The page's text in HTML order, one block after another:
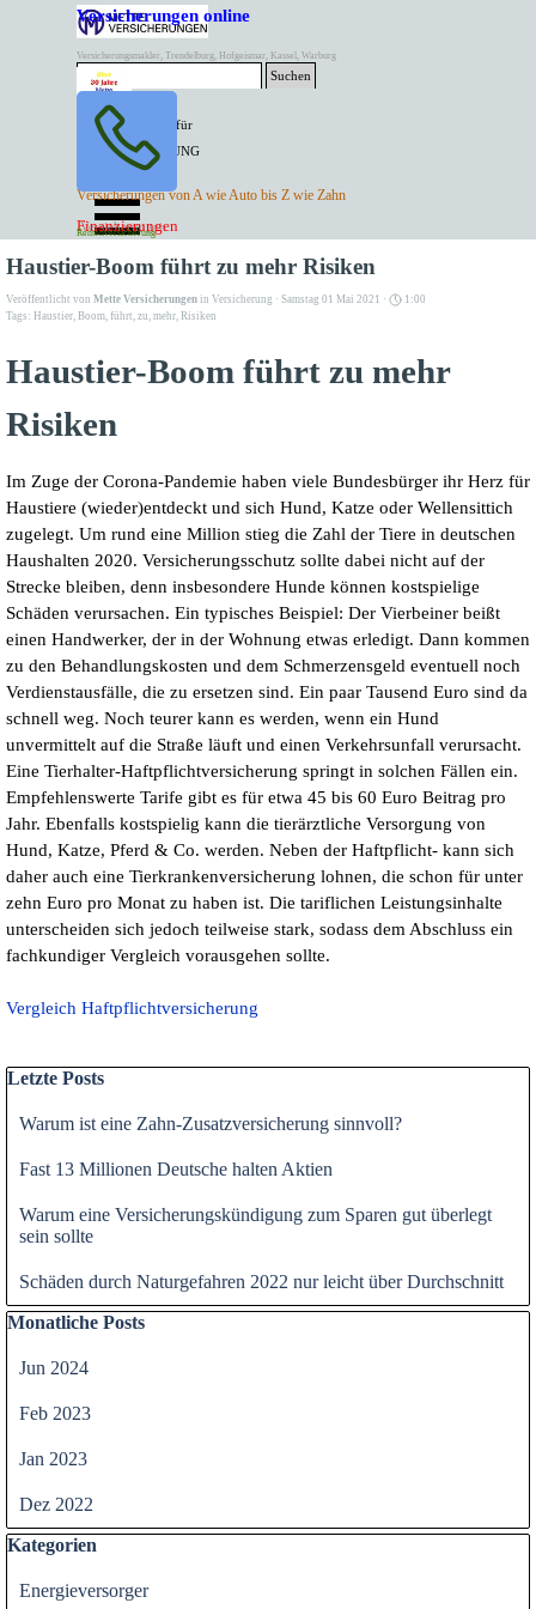
Direkt zum Seiteninhalt
Versicherungen online
Versicherungsmakler, Trendelburg, Hofgeismar, Kassel, Warburg
BESTER PREIS für
SPITZEN LEISTUNG
ANGEBOTE
Versicherungen von A wie Auto bis Z wie Zahn
Kontakt Tel. 05671/7799991
Mette Versicherungen
Suchen
Versicherungen
Finanzierungen
Rentenversicherung
Menü überspringen
Haustier-Boom führt zu mehr Risiken
Veröffentlicht von Mette Versicherungen in Versicherung · Samstag 01 Mai 2021 ·
1:00
Tags: Haustier, Boom, führt, zu, mehr, Risiken
Haustier-Boom führt zu mehr
Risiken
Im Zuge der Corona-Pandemie haben viele Bundesbürger ihr Herz für
Haustiere (wieder)entdeckt und sich Hund, Katze oder Wellensittich
zugelegt. Um rund eine Million stieg die Zahl der Tiere in deutschen
Haushalten 2020. Versicherungsschutz sollte dabei nicht auf der
Strecke bleiben, denn insbesondere Hunde können kostspielige
Schäden verursachen. Ein typisches Beispiel: Der Vierbeiner beißt
einen Handwerker, der in der Wohnung etwas erledigt. Dann kommen
zu den Behandlungskosten und dem Schmerzensgeld eventuell noch
Verdienstausfälle, die zu ersetzen sind. Ein paar Tausend Euro sind da
schnell weg. Noch teurer kann es werden, wenn ein Hund
unvermittelt auf die Straße läuft und einen Verkehrsunfall verursacht.
Eine Tierhalter-Haftpflichtversicherung springt in solchen Fällen ein.
Empfehlenswerte Tarife gibt es für etwa 45 bis 60 Euro Beitrag pro
Jahr. Ebenfalls kostspielig kann die tierärztliche Versorgung von
Hund, Katze, Pferd & Co. werden. Neben der Haftpflicht- kann sich
daher auch eine Tierkrankenversicherung lohnen, die schon für unter
zehn Euro pro Monat zu haben ist. Die tariflichen Leistungsinhalte
unterscheiden sich jedoch teilweise stark, sodass dem Abschluss ein
fachkundiger Vergleich vorausgehen sollte.
Vergleich Haftpflichtversicherung
Block überspringen Letzte Posts
Letzte Posts
Warum ist eine Zahn-Zusatzversicherung sinnvoll?
Fast 13 Millionen Deutsche halten Aktien
Warum eine Versicherungskündigung zum Sparen gut überlegt
sein sollte
Schäden durch Naturgefahren 2022 nur leicht über Durchschnitt
Block überspringen Monatliche Posts
Monatliche Posts
Jun 2024
Feb 2023
Jan 2023
Dez 2022
Block überspringen Kategorien
Kategorien
Energieversorger